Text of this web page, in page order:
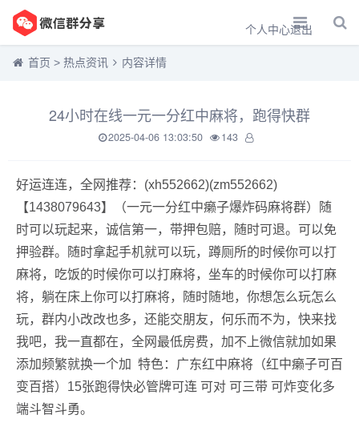
个人中心退出
首页 > 热点资讯 内容详情
24小时在线一元一分红中麻将，跑得快群
2025-04-06 13:03:50 143
好运连连，全网推荐：(xh552662)(zm552662)
【1438079643】（一元一分红中癞子爆炸码麻将群）随
时可以玩起来，诚信第一，带押包赔，随时可退。可以免
押验群。随时拿起手机就可以玩，蹲厕所的时候你可以打
麻将，吃饭的时候你可以打麻将，坐车的时候你可以打麻
将，躺在床上你可以打麻将，随时随地，你想怎么玩怎么
玩，群内小改改也多，还能交朋友，何乐而不为，快来找
我吧，我一直都在，全网最低房费，加不上微信就加如果
添加频繁就换一个加 特色：广东红中麻将（红中癞子可百
变百搭）15张跑得快必管牌可连 可对 可三带 可炸变化多
端斗智斗勇。